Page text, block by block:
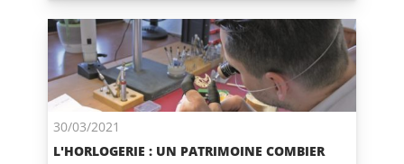
30/03/2021
L'HORLOGERIE : UN PATRIMOINE COMBIER